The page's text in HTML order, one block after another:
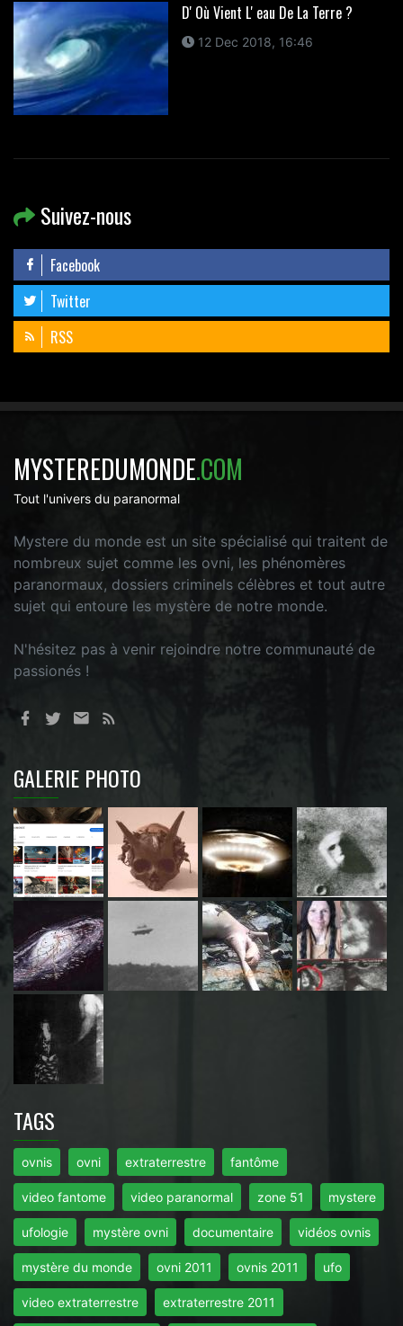
D' Où Vient L' eau De La Terre ?
12 Dec 2018, 16:46
Suivez-nous
Facebook
Twitter
RSS
MYSTEREDUMONDE.COM
Tout l'univers du paranormal
Mystere du monde est un site spécialisé qui traitent de
nombreux sujet comme les ovni, les phénomères
paranormaux, dossiers criminels célèbres et tout autre
sujet qui entoure les mystère de notre monde.
N'hésitez pas à venir rejoindre notre communauté de
passionés !
GALERIE PHOTO
TAGS
ovnis ovni extraterrestre fantôme
video fantome video paranormal zone 51 mystere
ufologie mystère ovni documentaire vidéos ovnis
mystère du monde ovni 2011 ovnis 2011 ufo
video extraterrestre extraterrestre 2011